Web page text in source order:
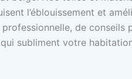
l’éblouissement et
de conseils
subliment votre